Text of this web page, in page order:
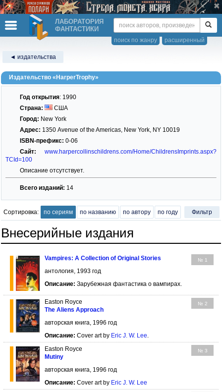
ЛАБОРАТОРИЯ
ФАНТАСТИКИ
расширенный
поиск по жанру
◄ издательства
Издательство «HarperTrophy»
Год открытия: 1990
Страна:
США
Город: New York
Адрес: 1350 Avenue of the Americas, New York, NY 10019
ISBN-префикс: 0-06
Сайт:
www.harpercollinschildrens.com/Home/ChildrensImprints.aspx?
TCId=100
Описание отсутствует.
Всего изданий: 14
Сортировка: по сериям по названию по автору по году Фильтр
Внесерийные издания
№ 1
Vampires: A Collection of Original Stories
антология, 1993 год
Описание: Зарубежная фантастика о вампирах.
№ 2
Easton Royce
The Aliens Approach
авторская книга, 1996 год
Описание: Cover art by Eric J. W. Lee.
№ 3
Easton Royce
Mutiny
авторская книга, 1996 год
Описание: Cover art by Eric J. W. Lee